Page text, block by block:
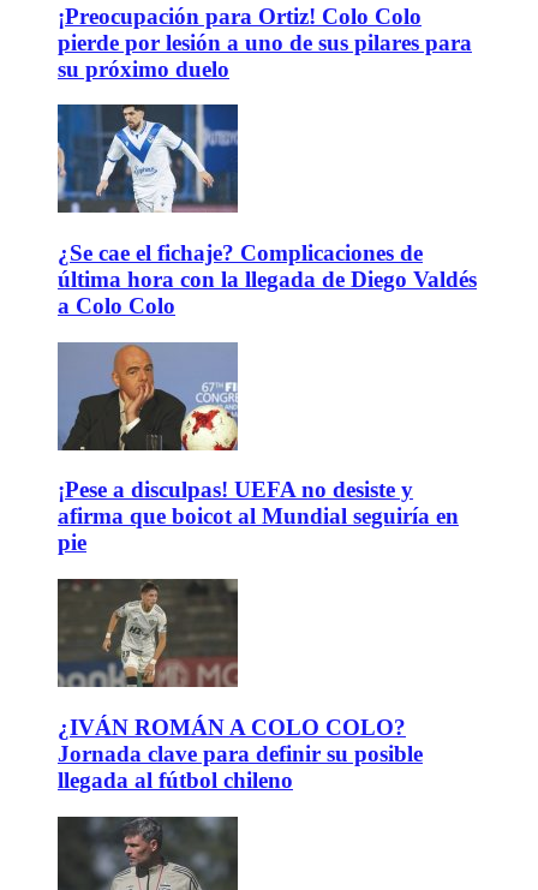
¡Preocupación para Ortiz! Colo Colo
pierde por lesión a uno de sus pilares para
su próximo duelo
¿Se cae el fichaje? Complicaciones de
última hora con la llegada de Diego Valdés
a Colo Colo
¡Pese a disculpas! UEFA no desiste y
afirma que boicot al Mundial seguiría en
pie
¿IVÁN ROMÁN A COLO COLO?
Jornada clave para definir su posible
llegada al fútbol chileno